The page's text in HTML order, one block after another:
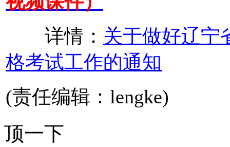
详情： 关于做好辽宁
格考试工作的通知
(责任编辑：lengke)
顶一下